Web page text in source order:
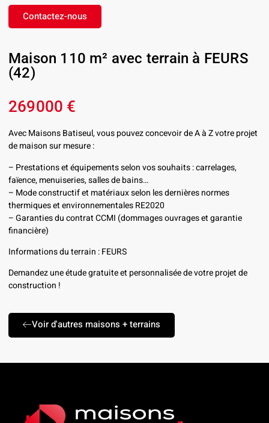
Contactez-nous
Maison 110 m² avec terrain à FEURS
(42)
269000 €
Avec Maisons Batiseul, vous pouvez concevoir de A à Z votre projet
de maison sur mesure :
– Prestations et équipements selon vos souhaits : carrelages,
faïence, menuiseries, salles de bains…
– Mode constructif et matériaux selon les dernières normes
thermiques et environnementales RE2020
– Garanties du contrat CCMI (dommages ouvrages et garantie
financière)
Informations du terrain : FEURS
Demandez une étude gratuite et personnalisée de votre projet de
construction !
Voir d'autres maisons + terrains